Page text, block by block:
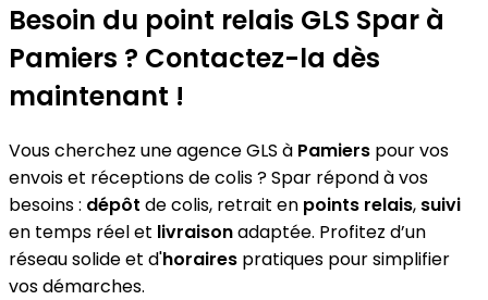
−
Besoin du point relais GLS Spar à
Pamiers ? Contactez-la dès
maintenant !
Vous cherchez une agence GLS à Pamiers pour vos
envois et réceptions de colis ? Spar répond à vos
besoins : dépôt de colis, retrait en points relais, suivi
en temps réel et livraisonadaptée. Profitez d’un
réseau solide et d'horaires pratiques pour simplifier
vos démarches.